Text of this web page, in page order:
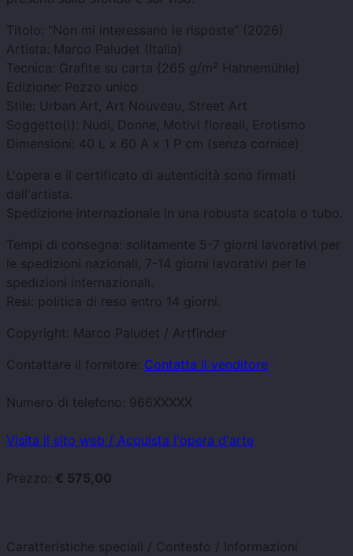
Titolo: “Non mi interessano le risposte” ​​(2026)
Artista: Marco Paludet (Italia)
Tecnica: Grafite su carta (265 g/m² Hahnemühle)
Edizione: Pezzo unico
Stile: Urban Art, Art Nouveau, Street Art
Soggetto(i): Nudi, Donne, Motivi floreali, Erotismo
Dimensioni: 40 L x 60 A x 1 P cm (senza cornice)
L'opera e il certificato di autenticità sono firmati
dall'artista.
Spedizione internazionale in una robusta scatola o tubo.
Tempi di consegna: solitamente 5-7 giorni lavorativi per
le spedizioni nazionali, 7-14 giorni lavorativi per le
spedizioni internazionali.
Resi: politica di reso entro 14 giorni.
Copyright: Marco Paludet / Artfinder
Contattare il fornitore: Contatta il venditore
Numero di telefono: 966XXXXX
Visita il sito web / Acquista l'opera d'arte
Prezzo: € 575,00
Caratteristiche speciali / Contesto / Informazioni